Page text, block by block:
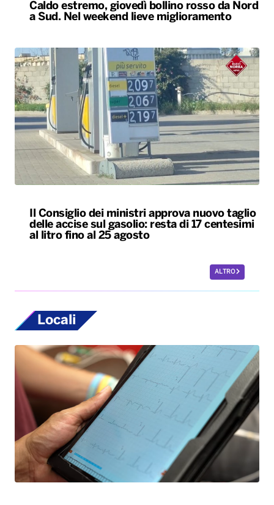
Caldo estremo, giovedì bollino rosso da Nord
a Sud. Nel weekend lieve miglioramento
Il Consiglio dei ministri approva nuovo taglio
delle accise sul gasolio: resta di 17 centesimi
al litro fino al 25 agosto
ALTRO
Locali